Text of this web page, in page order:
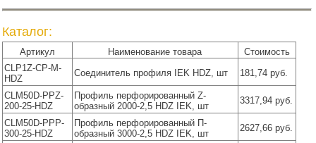
Каталог:
Артикул Наименование товара
Стоимость
CLP1Z-CP-M-
HDZ
Соединитель профиля IEK HDZ, шт 181,74 руб.
CLM50D-PPZ-
200-25-HDZ
Профиль перфорированный Z-
образный 2000-2,5 HDZ IEK, шт
3317,94 руб.
CLM50D-PPP-
300-25-HDZ
Профиль перфорированный П-
образный 3000-2,5 HDZ IEK, шт
2627,66 руб.